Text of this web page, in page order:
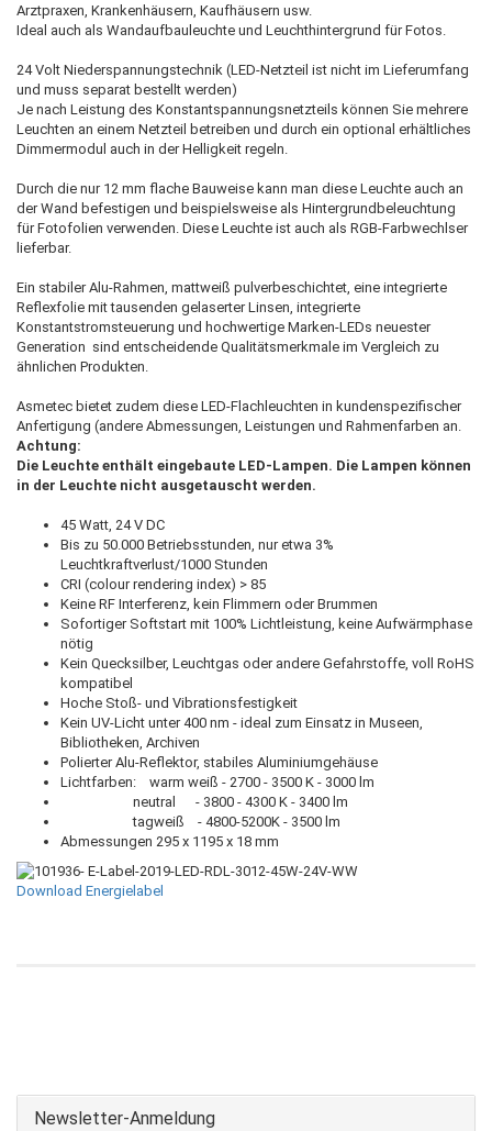
Arztpraxen, Krankenhäusern, Kaufhäusern usw.
Ideal auch als Wandaufbauleuchte und Leuchthintergrund für Fotos.
24 Volt Niederspannungstechnik (LED-Netzteil ist nicht im Lieferumfang
und muss separat bestellt werden)
Je nach Leistung des Konstantspannungsnetzteils können Sie mehrere
Leuchten an einem Netzteil betreiben und durch ein optional erhältliches
Dimmermodul auch in der Helligkeit regeln.
Durch die nur 12 mm flache Bauweise kann man diese Leuchte auch an
der Wand befestigen und beispielsweise als Hintergrundbeleuchtung
für Fotofolien verwenden. Diese Leuchte ist auch als RGB-Farbwechlser
lieferbar.
Ein stabiler Alu-Rahmen, mattweiß pulverbeschichtet, eine integrierte
Reflexfolie mit tausenden gelaserter Linsen, integrierte
Konstantstromsteuerung und hochwertige Marken-LEDs neuester
Generation sind entscheidende Qualitätsmerkmale im Vergleich zu
ähnlichen Produkten.
Asmetec bietet zudem diese LED-Flachleuchten in kundenspezifischer
Anfertigung (andere Abmessungen, Leistungen und Rahmenfarben an.
Achtung:
Die Leuchte enthält eingebaute LED-Lampen. Die Lampen können
in der Leuchte nicht ausgetauscht werden.
45 Watt, 24 V DC
Bis zu 50.000 Betriebsstunden, nur etwa 3%
Leuchtkraftverlust/1000 Stunden
CRI (colour rendering index) > 85
Keine RF Interferenz, kein Flimmern oder Brummen
Sofortiger Softstart mit 100% Lichtleistung, keine Aufwärmphase
nötig
Kein Quecksilber, Leuchtgas oder andere Gefahrstoffe, voll RoHS
kompatibel
Hoche Stoß- und Vibrationsfestigkeit
Kein UV-Licht unter 400 nm - ideal zum Einsatz in Museen,
Bibliotheken, Archiven
Polierter Alu-Reflektor, stabiles Aluminiumgehäuse
Lichtfarben: warm weiß - 2700 - 3500 K - 3000 lm
neutral - 3800 - 4300 K - 3400 lm
tagweiß - 4800-5200K - 3500 lm
Abmessungen 295 x 1195 x 18 mm
Download Energielabel
Newsletter-Anmeldung